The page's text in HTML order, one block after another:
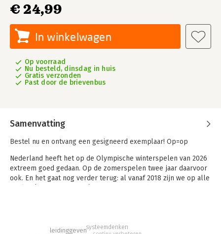
€ 24,99
In winkelwagen
Op voorraad
Nu besteld, dinsdag in huis
Gratis verzonden
Past door de brievenbus
Samenvatting
Bestel nu en ontvang een gesigneerd exemplaar! Op=op
Nederland heeft het op de Olympische winterspelen van 2026
extreem goed gedaan. Op de zomerspelen twee jaar daarvoor
ook. En het gaat nog verder terug: al vanaf 2018 zijn we op alle
afdelingen, teams en zelfs de directies hebben maar één taak:
leidinggevensysteemdenken